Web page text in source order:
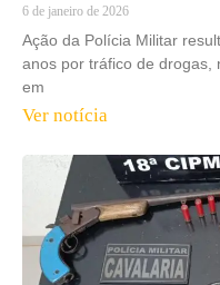
6 de janeiro de 2026
Ação da Polícia Militar
anos por tráfico de drogas,
em
Ver notícia